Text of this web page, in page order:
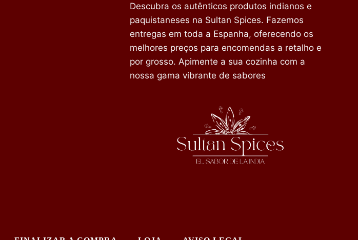
Descubra os autênticos produtos indianos e
paquistaneses na Sultan Spices. Fazemos
entregas em toda a Espanha, oferecendo os
melhores preços para encomendas a retalho e
por grosso. Apimente a sua cozinha com a
nossa gama vibrante de sabores